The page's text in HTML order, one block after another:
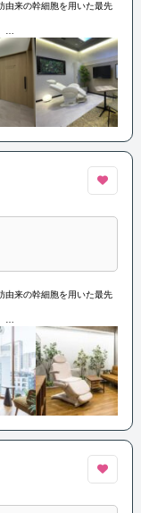
由来の幹細胞を用いた最先
ざ関節症」「変形性股関節
誘導による関節の再生医
べてより強い再生能力をも
けるものです。
した幹細胞を投与できるた
果で知られ、再生医療に精
のメディアからも多くの取
由来の幹細胞を用いた最先
ざ関節症」「変形性股関節
誘導による関節の再生医
べてより強い再生能力をも
けるものです。
た幹細胞を投与できるた
果で知られ、再生医療に精
のメディアからも多くの取